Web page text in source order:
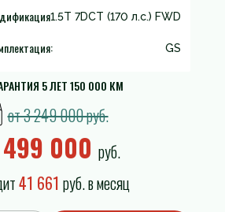
1.5T 7DCT (170 л.с.) FWD
GS
5 ЛЕТ 150 000 КМ
от 3 249 000 руб.
000 руб.
41 661 руб. в месяц